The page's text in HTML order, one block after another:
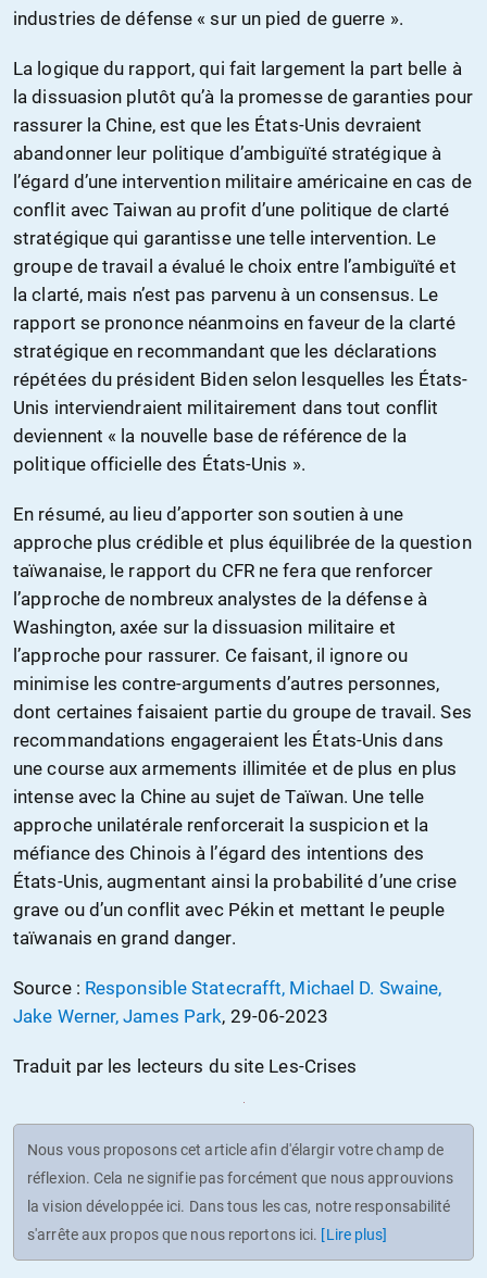
industries de défense « sur un pied de guerre ».
La logique du rapport, qui fait largement la part belle à
la dissuasion plutôt qu’à la promesse de garanties pour
rassurer la Chine, est que les États-Unis devraient
abandonner leur politique d’ambiguïté stratégique à
l’égard d’une intervention militaire américaine en cas de
conflit avec Taiwan au profit d’une politique de clarté
stratégique qui garantisse une telle intervention. Le
groupe de travail a évalué le choix entre l’ambiguïté et
la clarté, mais n’est pas parvenu à un consensus. Le
rapport se prononce néanmoins en faveur de la clarté
stratégique en recommandant que les déclarations
répétées du président Biden selon lesquelles les États-
Unis interviendraient militairement dans tout conflit
deviennent « la nouvelle base de référence de la
politique officielle des États-Unis ».
En résumé, au lieu d’apporter son soutien à une
approche plus crédible et plus équilibrée de la question
taïwanaise, le rapport du CFR ne fera que renforcer
l’approche de nombreux analystes de la défense à
Washington, axée sur la dissuasion militaire et
l’approche pour rassurer. Ce faisant, il ignore ou
minimise les contre-arguments d’autres personnes,
dont certaines faisaient partie du groupe de travail. Ses
recommandations engageraient les États-Unis dans
une course aux armements illimitée et de plus en plus
intense avec la Chine au sujet de Taïwan. Une telle
approche unilatérale renforcerait la suspicion et la
méfiance des Chinois à l’égard des intentions des
États-Unis, augmentant ainsi la probabilité d’une crise
grave ou d’un conflit avec Pékin et mettant le peuple
taïwanais en grand danger.
Source : Responsible Statecrafft, Michael D. Swaine,
Jake Werner, James Park, 29-06-2023
Traduit par les lecteurs du site Les-Crises
Nous vous proposons cet article afin d'élargir votre champ de
réflexion. Cela ne signifie pas forcément que nous approuvions
la vision développée ici. Dans tous les cas, notre responsabilité
s'arrête aux propos que nous reportons ici. [Lire plus]